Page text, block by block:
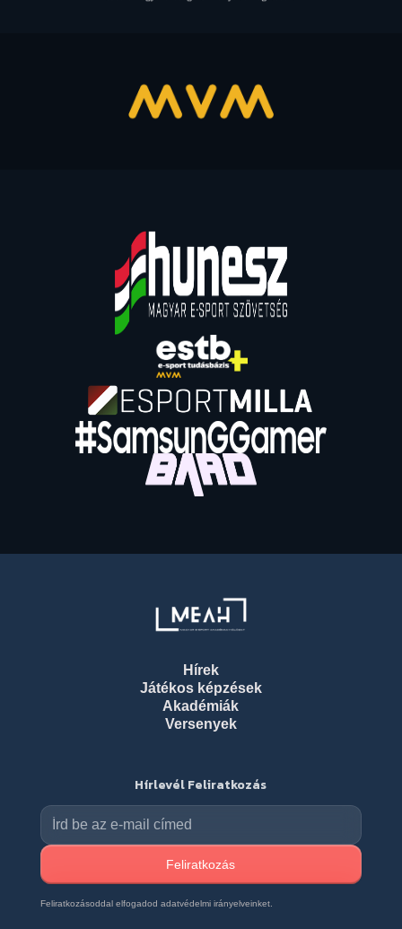
Hírek
Játékos képzések
Akadémiák
Versenyek
Hírlevél Feliratkozás
Feliratkozásoddal elfogadod adatvédelmi irányelveinket.